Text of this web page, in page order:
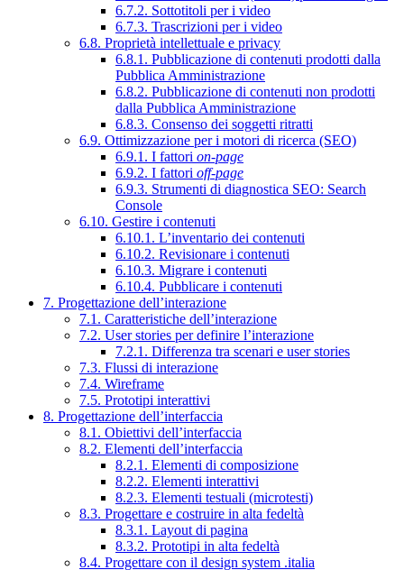
6.7.2. Sottotitoli per i video
6.7.3. Trascrizioni per i video
6.8. Proprietà intellettuale e privacy
6.8.1. Pubblicazione di contenuti prodotti dalla
Pubblica Amministrazione
6.8.2. Pubblicazione di contenuti non prodotti
dalla Pubblica Amministrazione
6.8.3. Consenso dei soggetti ritratti
6.9. Ottimizzazione per i motori di ricerca (SEO)
6.9.1. I fattori on-page
6.9.2. I fattori off-page
6.9.3. Strumenti di diagnostica SEO: Search
Console
6.10. Gestire i contenuti
6.10.1. L’inventario dei contenuti
6.10.2. Revisionare i contenuti
6.10.3. Migrare i contenuti
6.10.4. Pubblicare i contenuti
7. Progettazione dell’interazione
7.1. Caratteristiche dell’interazione
7.2. User stories per definire l’interazione
7.2.1. Differenza tra scenari e user stories
7.3. Flussi di interazione
7.4. Wireframe
7.5. Prototipi interattivi
8. Progettazione dell’interfaccia
8.1. Obiettivi dell’interfaccia
8.2. Elementi dell’interfaccia
8.2.1. Elementi di composizione
8.2.2. Elementi interattivi
8.2.3. Elementi testuali (microtesti)
8.3. Progettare e costruire in alta fedeltà
8.3.1. Layout di pagina
8.3.2. Prototipi in alta fedeltà
8.4. Progettare con il design system .italia